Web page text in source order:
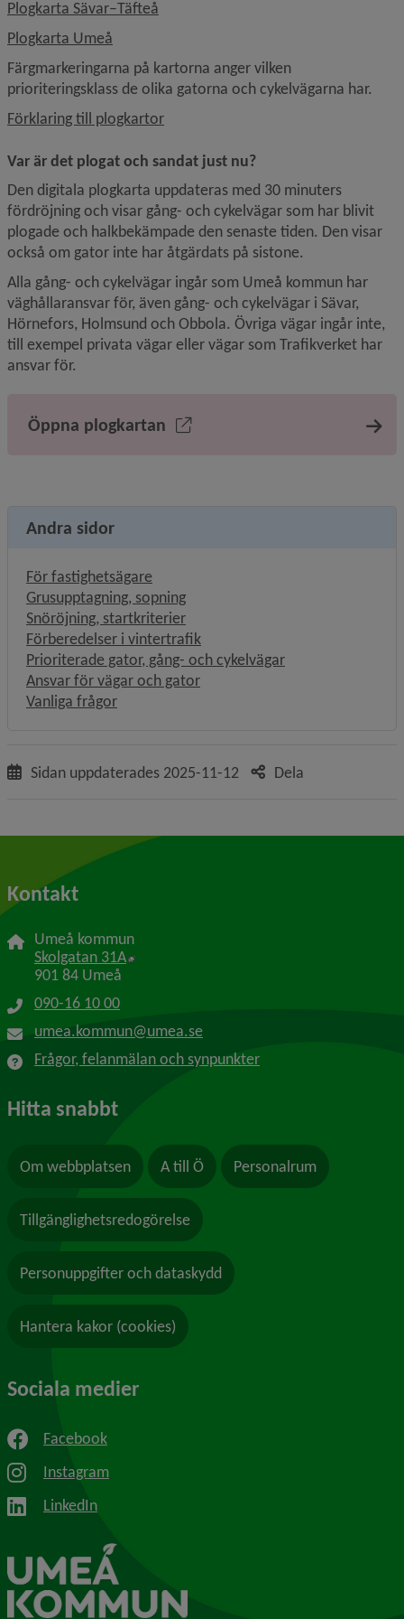
Plogkarta Sävar–Täfteå
Plogkarta Umeå
Färgmarkeringarna på kartorna anger vilken
prioriteringsklass de olika gatorna och cykelvägarna har.
Förklaring till plogkartor, 8.7 kB, öppnas i nytt fönster.
Var är det plogat och sandat just nu?
Den digitala plogkarta uppdateras med 30 minuters
fördröjning och visar gång- och cykelvägar som har blivit
plogade och halkbekämpade den senaste tiden. Den visar
också om gator inte har åtgärdats på sistone.
Alla gång- och cykelvägar ingår som Umeå kommun har
väghållaransvar för, även gång- och cykelvägar i Sävar,
Hörnefors, Holmsund och Obbola. Övriga vägar ingår inte,
till exempel privata vägar eller vägar som Trafikverket har
ansvar för.
Öppna plogkartan
Andra sidor
För fastighetsägare
Grusupptagning, sopning
Snöröjning, startkriterier
Förberedelser i vintertrafik
Prioriterade gator, gång- och cykelvägar
Ansvar för vägar och gator
Vanliga frågor
Sidan uppdaterades 2025-11-12 Dela
Kontakt
Umeå kommun
Skolgatan 31A Länk till annan webbplats, öppnas i nytt
901 84 Umeå
090-16 10 00
umea.kommun@umea.se
Frågor, felanmälan och synpunkter
Hitta snabbt
Om webbplatsen A till Ö Personalrum
Tillgänglighetsredogörelse
Personuppgifter och dataskydd
Hantera kakor (cookies)
Sociala medier
Facebook
Instagram
LinkedIn